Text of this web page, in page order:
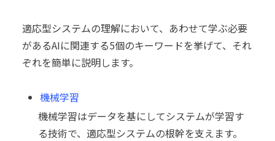
適応型システムの理解において、あわせて学ぶ必要
があるAIに関連する5個のキーワードを挙げて、それ
ぞれを簡単に説明します。
機械学習
機械学習はデータを基にしてシステムが学習す
る技術で、適応型システムの根幹を支えます。